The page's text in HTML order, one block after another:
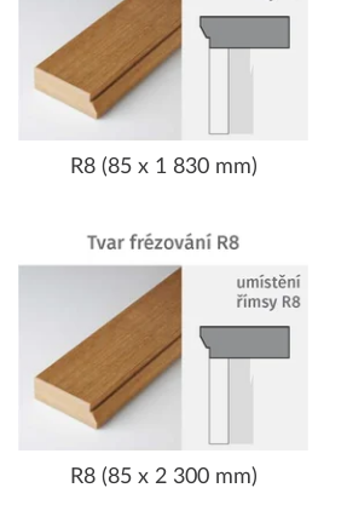
R8 (85 x 1 830 mm)
R8 (85 x 2 300 mm)